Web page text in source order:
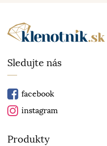
Sledujte nás
facebook
instagram
Produkty